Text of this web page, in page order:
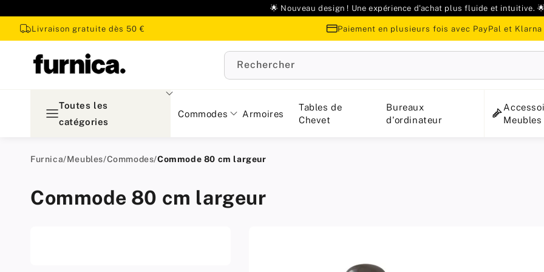
🌟 Nouveau design ! Une expérience d'achat plus fluide et intuitive.
Livraison gratuite dès 50 € Paiement en plusieurs fois avec PayPal et Klarna
Rechercher
Toutes les
catégories
Commodes Armoires
Tables de
Chevet
Bureaux
d'ordinateur
Meubles
Furnica/Meubles/Commodes/Commode 80 cm largeur
Commode 80 cm largeur